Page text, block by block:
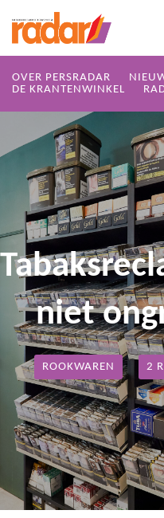
OVER PERSRADAR
DE KRANTENWINKEL
niet
ROOKWAREN 2